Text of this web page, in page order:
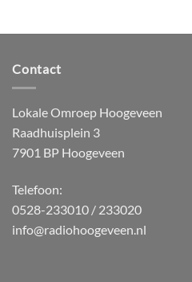
Contact
Lokale Omroep Hoogeveen
Raadhuisplein 3
7901 BP Hoogeveen
Telefoon:
0528-233010 / 233020
info@radiohoogeveen.nl